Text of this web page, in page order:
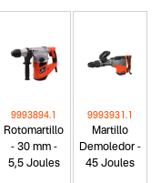
Rotomartillo
- 30 mm -
5,5 Joules
9993894.1
Martillo
Demoledor -
45 Joules
9993931.1